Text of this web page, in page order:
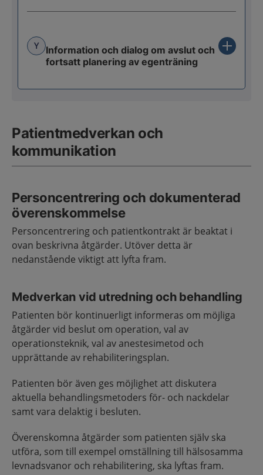
Y
Information och dialog om avslut och
fortsatt planering av egenträning
Patientmedverkan och
kommunikation
Personcentrering och dokumenterad
överenskommelse
Personcentrering och patientkontrakt är beaktat i
ovan beskrivna åtgärder. Utöver detta är
nedanstående viktigt att lyfta fram.
Medverkan vid utredning och behandling
Patienten bör kontinuerligt informeras om möjliga
åtgärder vid beslut om operation, val av
operationsteknik, val av anestesimetod och
upprättande av rehabiliteringsplan.
Patienten bör även ges möjlighet att diskutera
aktuella behandlingsmetoders för- och nackdelar
samt vara delaktig i besluten.
Överenskomna åtgärder som patienten själv ska
utföra, som till exempel omställning till hälsosamma
levnadsvanor och rehabilitering, ska lyftas fram.